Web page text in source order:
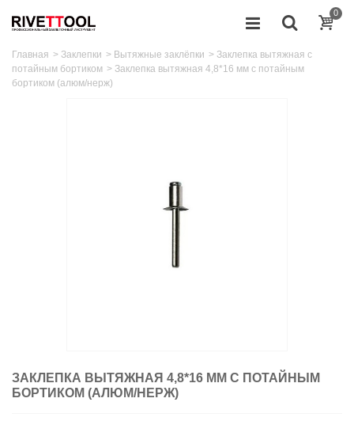
0
Главная > Заклепки > Вытяжные заклёпки > Заклепка вытяжная с
потайным бортиком > Заклепка вытяжная 4,8*16 мм с потайным
бортиком (алюм/нерж)
ЗАКЛЕПКА ВЫТЯЖНАЯ 4,8*16 ММ С ПОТАЙНЫМ
БОРТИКОМ (АЛЮМ/НЕРЖ)